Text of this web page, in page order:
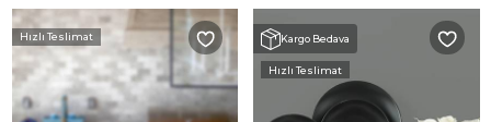
Hızlı Teslimat Kargo Bedava
Hızlı Teslimat